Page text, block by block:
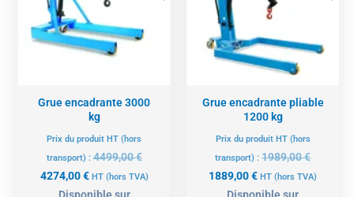
Grue encadrante 3000
kg
Prix du produit HT (hors
transport) : 4499,00€
4274,00€
4274,00 €.
HT (hors TVA)
Grue encadrante pliable
1200 kg
Prix du produit HT (hors
transport) :1989,00€
1889,00€
1889,00 €.
HT (hors TVA)